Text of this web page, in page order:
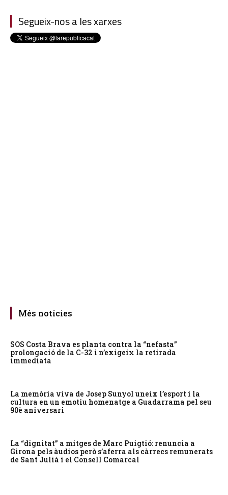
Segueix-nos a les xarxes
Més notícies
SOS Costa Brava es planta contra la “nefasta”
prolongació de la C-32 i n’exigeix la retirada
immediata
La memòria viva de Josep Sunyol uneix l’esport i la
cultura en un emotiu homenatge a Guadarrama pel seu
90è aniversari
La “dignitat” a mitges de Marc Puigtió: renuncia a
Girona pels àudios però s’aferra als càrrecs remunerats
de Sant Julià i el Consell Comarcal